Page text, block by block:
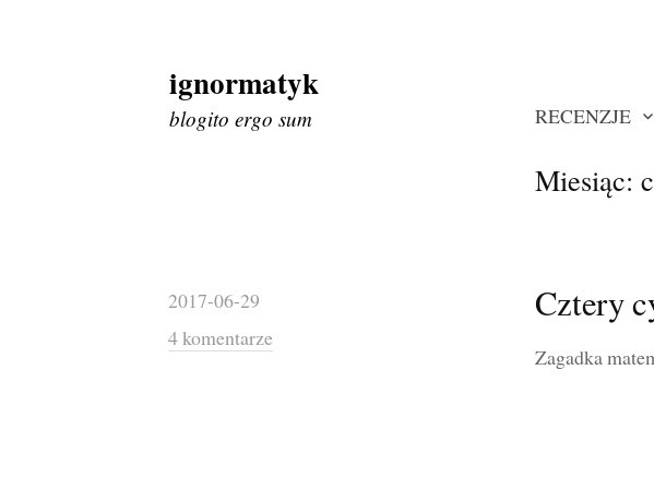
Skip
to
content
ignormatyk
blogito ergo sum RECENZJE
Miesiąc:
2017-06-29
4 komentarze
Cztery
Zagadka